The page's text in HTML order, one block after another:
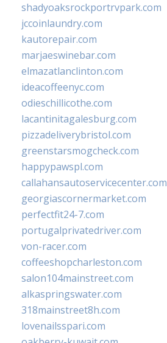
shadyoaksrockportrvpark.com
jccoinlaundry.com
kautorepair.com
marjaeswinebar.com
elmazatlanclinton.com
ideacoffeenyc.com
odieschillicothe.com
lacantinitagalesburg.com
pizzadeliverybristol.com
greenstarsmogcheck.com
happypawspl.com
callahansautoservicecenter.com
georgiascornermarket.com
perfectfit24-7.com
portugalprivatedriver.com
von-racer.com
coffeeshopcharleston.com
salon104mainstreet.com
alkaspringswater.com
318mainstreet8h.com
lovenailsspari.com